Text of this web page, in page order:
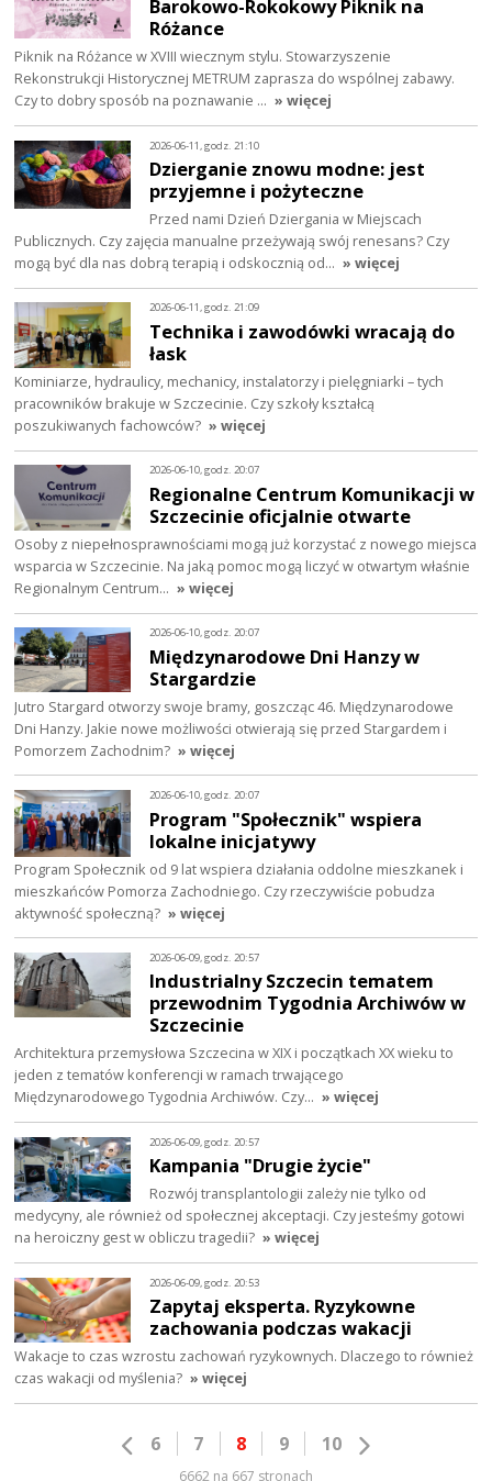
Barokowo-Rokokowy Piknik na
Różance
Piknik na Różance w XVIII wiecznym stylu. Stowarzyszenie
Rekonstrukcji Historycznej METRUM zaprasza do wspólnej zabawy.
Czy to dobry sposób na poznawanie … » więcej
2026-06-11, godz. 21:10
Dzierganie znowu modne: jest
przyjemne i pożyteczne
Przed nami Dzień Dziergania w Miejscach
Publicznych. Czy zajęcia manualne przeżywają swój renesans? Czy
mogą być dla nas dobrą terapią i odskocznią od… » więcej
2026-06-11, godz. 21:09
Technika i zawodówki wracają do
łask
Kominiarze, hydraulicy, mechanicy, instalatorzy i pielęgniarki – tych
pracowników brakuje w Szczecinie. Czy szkoły kształcą
poszukiwanych fachowców? » więcej
2026-06-10, godz. 20:07
Regionalne Centrum Komunikacji w
Szczecinie oficjalnie otwarte
Osoby z niepełnosprawnościami mogą już korzystać z nowego miejsca
wsparcia w Szczecinie. Na jaką pomoc mogą liczyć w otwartym właśnie
Regionalnym Centrum… » więcej
2026-06-10, godz. 20:07
Międzynarodowe Dni Hanzy w
Stargardzie
Jutro Stargard otworzy swoje bramy, goszcząc 46. Międzynarodowe
Dni Hanzy. Jakie nowe możliwości otwierają się przed Stargardem i
Pomorzem Zachodnim? » więcej
2026-06-10, godz. 20:07
Program "Społecznik" wspiera
lokalne inicjatywy
Program Społecznik od 9 lat wspiera działania oddolne mieszkanek i
mieszkańców Pomorza Zachodniego. Czy rzeczywiście pobudza
aktywność społeczną? » więcej
2026-06-09, godz. 20:57
Industrialny Szczecin tematem
przewodnim Tygodnia Archiwów w
Szczecinie
Architektura przemysłowa Szczecina w XIX i początkach XX wieku to
jeden z tematów konferencji w ramach trwającego
Międzynarodowego Tygodnia Archiwów. Czy… » więcej
2026-06-09, godz. 20:57
Kampania "Drugie życie"
Rozwój transplantologii zależy nie tylko od
medycyny, ale również od społecznej akceptacji. Czy jesteśmy gotowi
na heroiczny gest w obliczu tragedii? » więcej
2026-06-09, godz. 20:53
Zapytaj eksperta. Ryzykowne
zachowania podczas wakacji
Wakacje to czas wzrostu zachowań ryzykownych. Dlaczego to również
czas wakacji od myślenia? » więcej
6 7 8 9 10
6662 na 667 stronach